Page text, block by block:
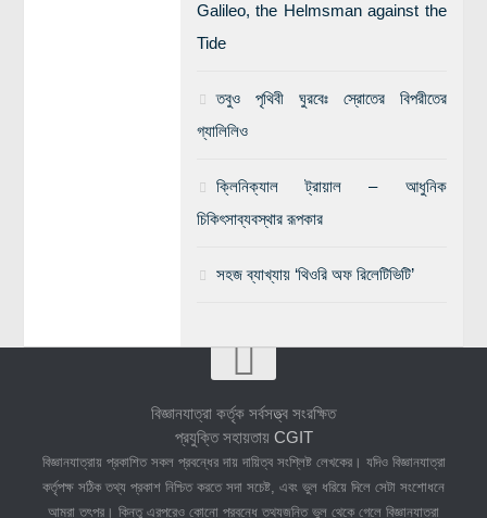
Galileo, the Helmsman against the
Tide
তবুও পৃথিবী ঘুরবেঃ স্রোতের বিপরীতের
গ্যালিলিও
ক্লিনিক্যাল ট্রায়াল – আধুনিক
চিকিৎসাব্যবস্থার রূপকার
সহজ ব্যাখ্যায় ‘থিওরি অফ রিলেটিভিটি’
বিজ্ঞানযাত্রা কর্তৃক সর্বসত্ত্ব সংরক্ষিত
প্রযুক্তি সহায়তায় CGIT
বিজ্ঞানযাত্রায় প্রকাশিত সকল প্রবন্ধের দায় দায়িত্ব সংশ্লিষ্ট লেখকের। যদিও বিজ্ঞানযাত্রা
কর্তৃপক্ষ সঠিক তথ্য প্রকাশ নিশ্চিত করতে সদা সচেষ্ট, এবং ভুল ধরিয়ে দিলে সেটা সংশোধনে
আমরা তৎপর। কিন্তু এরপরেও কোনো প্রবন্ধে তথ্যজনিত ভুল থেকে গেলে বিজ্ঞানযাত্রা